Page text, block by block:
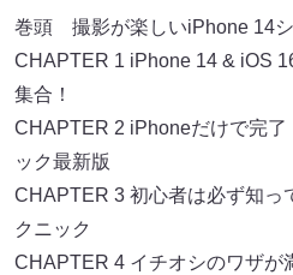
巻頭 撮影が楽しいiPhone 14
CHAPTER 1 iPhone 14 & iOS
集合！
CHAPTER 2 iPhoneだけで完了
ック最新版
CHAPTER 3 初心者は必ず知っ
クニック
CHAPTER 4 イチオシのワザが